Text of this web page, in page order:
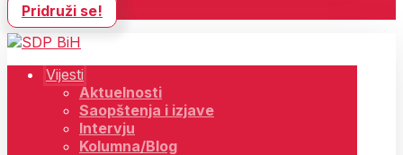
Pridruži se!
Vijesti
Aktuelnosti
Saopštenja i izjave
Intervju
Kolumna/Blog